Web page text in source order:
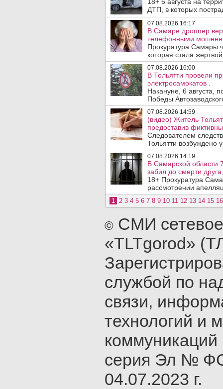
ДТП, в которых
07.08.2026 16:17
В Самаре дроппер
телефонными
Прокуратура Самары
которая стала
07.08.2026 16:00
В Тольятти провели
электросамокатов .
Накануне, 6 августа,
Победы
07.08.2026 14:59
(видео) Житель
предоставив
Следователем
Тольятти возбуждено
07.08.2026 14:19
В Самарской области
забил до смерти
18+ Прокуратура
рассмотрении
1 2 3 4 5 6 7 8 9 10 11 12 13 14 15 16
© СМИ
«TLTgorod»
службой по
связи,
технологий и
серия Эл №
04.07.2023 г.